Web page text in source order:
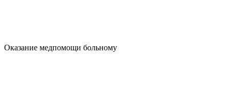
Оказание медпомощи больному